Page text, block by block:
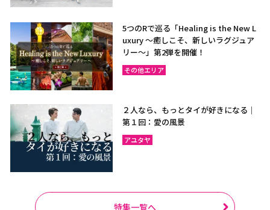
5つのRで巡る「Healing is the New L
uxury ～癒しこそ、新しいラグジュア
リー〜」第2弾を開催！
その他エリア
２人なら、もっとタイが好きになる｜
第１回：愛の風景
アユタヤ
特集一覧へ